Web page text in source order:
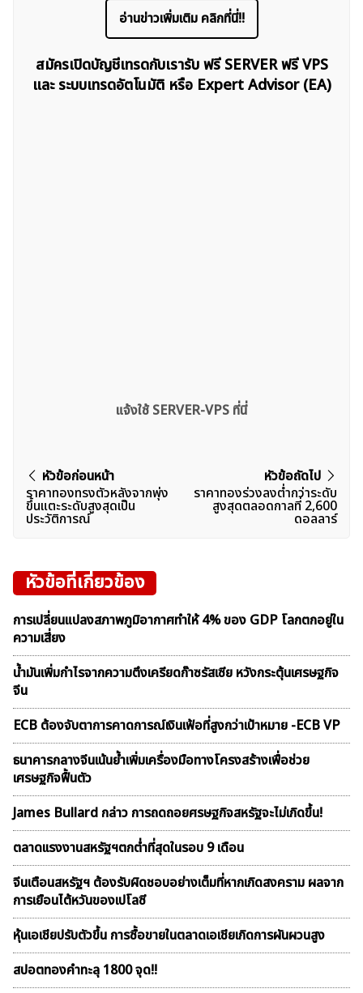
อ่านข่าวเพิ่มเติม คลิกที่นี่!!
สมัครเปิดบัญชีเทรดกับเรารับ ฟรี SERVER ฟรี VPS
และ ระบบเทรดอัตโนมัติ หรือ Expert Advisor (EA)
แจ้งใช้ SERVER-VPS ที่นี่
แนะแนว
เรื่อง
หัวข้อก่อนหน้า
ราคาทองทรงตัวหลังจากพุ่ง
ขึ้นแตะระดับสูงสุดเป็น
ประวัติการณ์
หัวข้อถัดไป
ราคาทองร่วงลงต่ำกว่าระดับ
สูงสุดตลอดกาลที่ 2,600
ดอลลาร์
หัวข้อที่เกี่ยวข้อง
การเปลี่ยนแปลงสภาพภูมิอากาศทำให้ 4% ของ GDP โลกตกอยู่ใน
ความเสี่ยง
น้ำมันเพิ่มกำไรจากความตึงเครียดก๊าซรัสเซีย หวังกระตุ้นเศรษฐกิจ
จีน
ECB ต้องจับตาการคาดการณ์เงินเฟ้อที่สูงกว่าเป้าหมาย -ECB VP
ธนาคารกลางจีนเน้นย้ำเพิ่มเครื่องมือทางโครงสร้างเพื่อช่วย
เศรษฐกิจฟื้นตัว
James Bullard กล่าว การถดถอยศรษฐกิจสหรัฐจะไม่เกิดขึ้น!
ตลาดเเรงงานสหรัฐฯตกต่ำที่สุดในรอบ 9 เดือน
จีนเตือนสหรัฐฯ ต้องรับผิดชอบอย่างเต็มที่หากเกิดสงคราม ผลจาก
การเยือนไต้หวันของเปโลซี
หุ้นเอเชียปรับตัวขึ้น การซื้อขายในตลาดเอเชียเกิดการผันผวนสูง
สปอตทองคำทะลุ 1800 จุด!!